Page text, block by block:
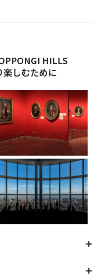
索
HILLS
しむために